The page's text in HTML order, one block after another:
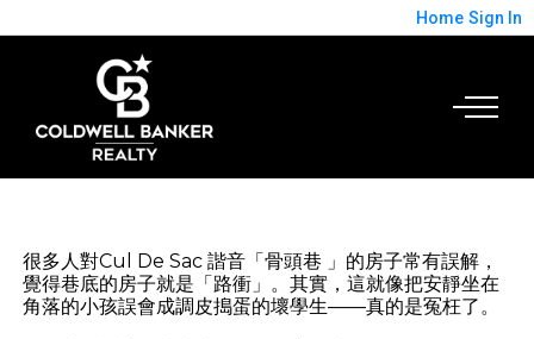
Home Sign In
很多人對Cul De Sac 諧音「骨頭巷 」的房子常有誤解，
覺得巷底的房子就是「路衝」。其實，這就像把安靜坐在
角落的小孩誤會成調皮搗蛋的壞學生——真的是冤枉了。